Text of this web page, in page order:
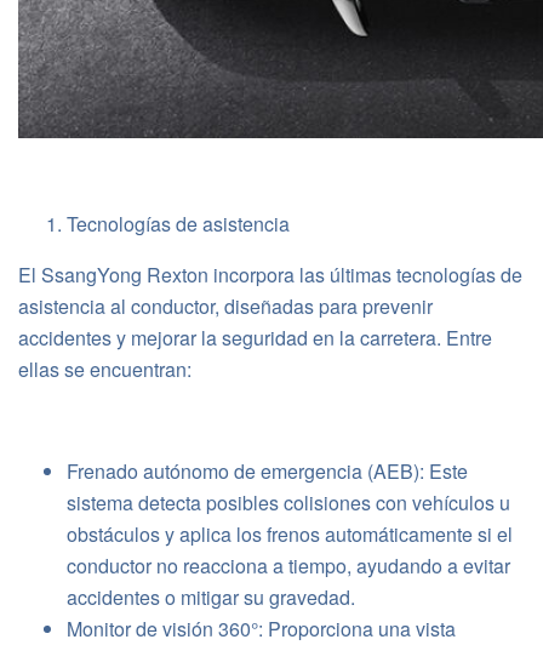
Tecnologías de asistencia
El SsangYong Rexton incorpora las últimas tecnologías de
asistencia al conductor, diseñadas para prevenir
accidentes y mejorar la seguridad en la carretera. Entre
ellas se encuentran:
Frenado autónomo de emergencia (AEB): Este
sistema detecta posibles colisiones con vehículos u
obstáculos y aplica los frenos automáticamente si el
conductor no reacciona a tiempo, ayudando a evitar
accidentes o mitigar su gravedad.
Monitor de visión 360°: Proporciona una vista